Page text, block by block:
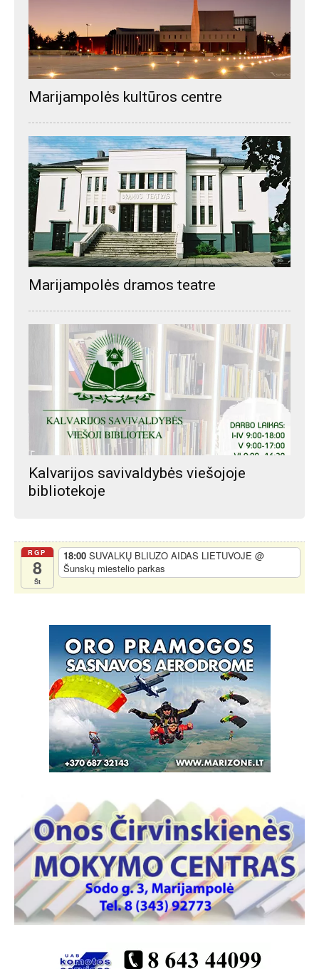
Marijampolės kultūros centre
Marijampolės dramos teatre
Kalvarijos savivaldybės viešojoje
bibliotekoje
RGP
8
Št
18:00 SUVALKŲ BLIUZO AIDAS LIETUVOJE @
Šunskų miestelio parkas